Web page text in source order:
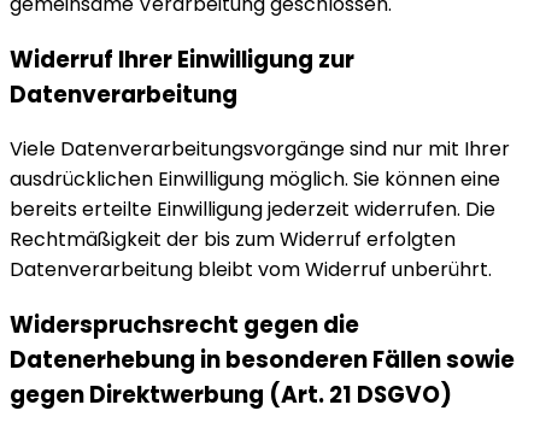
Widerruf Ihrer Einwilligung zur
Datenverarbeitung
Viele Datenverarbeitungsvorgänge sind nur mit Ihrer
ausdrücklichen Einwilligung möglich. Sie können eine
bereits erteilte Einwilligung jederzeit widerrufen. Die
Rechtmäßigkeit der bis zum Widerruf erfolgten
Datenverarbeitung bleibt vom Widerruf unberührt.
Widerspruchsrecht gegen die
Datenerhebung in besonderen Fällen sowie
gegen Direktwerbung (Art. 21 DSGVO)